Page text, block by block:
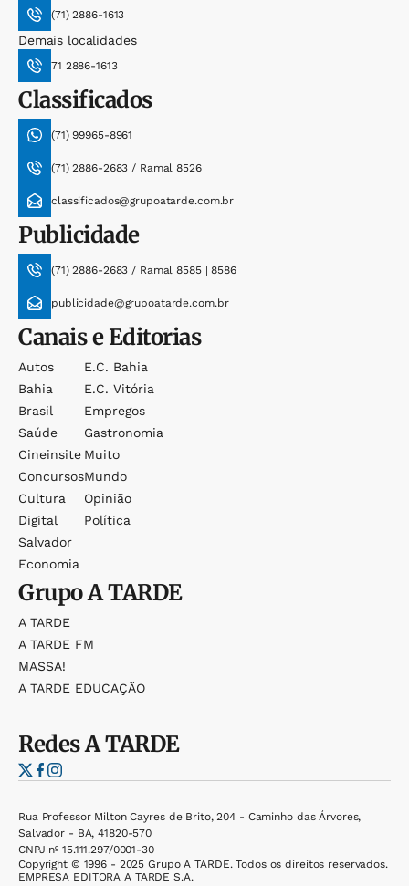
(71) 2886-1613
Demais localidades
71 2886-1613
Classificados
(71) 99965-8961
(71) 2886-2683 / Ramal 8526
classificados@grupoatarde.com.br
Publicidade
(71) 2886-2683 / Ramal 8585 | 8586
publicidade@grupoatarde.com.br
Canais e Editorias
Autos
Bahia
Brasil
Saúde
Cineinsite
Concursos
Cultura
Digital
Salvador
Economia
E.c. Bahia
E.c. Vitória
Empregos
Gastronomia
Muito
Mundo
Opinião
Política
GrupoA TARDE
A TARDE
A TARDE FM
MASSA!
A TARDE EDUCAÇÃO
RedesA TARDE
Rua Professor Milton Cayres de Brito, 204 - Caminho das Árvores,
Salvador - BA, 41820-570
CNPJ nº 15.111.297/0001-30
Copyright © 1996 - 2025 Grupo A TARDE. Todos os direitos reservados.
EMPRESA EDITORA A TARDE S.A.